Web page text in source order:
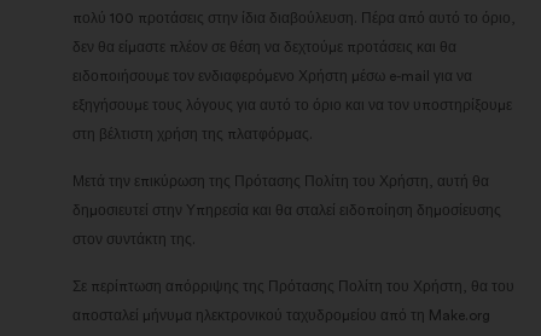
πολύ 100 προτάσεις στην ίδια διαβούλευση. Πέρα από αυτό το όριο,
δεν θα είμαστε πλέον σε θέση να δεχτούμε προτάσεις και θα
ειδοποιήσουμε τον ενδιαφερόμενο Χρήστη μέσω e-mail για να
εξηγήσουμε τους λόγους για αυτό το όριο και να τον υποστηρίξουμε
στη βέλτιστη χρήση της πλατφόρμας.
Μετά την επικύρωση της Πρότασης Πολίτη του Χρήστη, αυτή θα
δημοσιευτεί στην Υπηρεσία και θα σταλεί ειδοποίηση δημοσίευσης
στον συντάκτη της.
Σε περίπτωση απόρριψης της Πρότασης Πολίτη του Χρήστη, θα του
αποσταλεί μήνυμα ηλεκτρονικού ταχυδρομείου από τη Make.org